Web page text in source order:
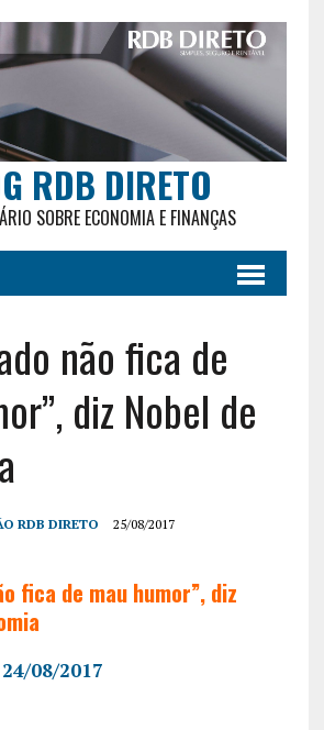
RDB DIRETO
SOBRE ECONOMIA E FINANÇAS
não fica de
diz Nobel de
RDB DIRETO 25/08/2017
fica de mau humor”, diz
08/2017